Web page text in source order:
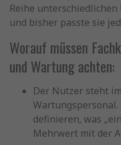
Reihe
und bisher passte sie
Worauf müssen
und Wartung achten:
Der Nutzer steht
definieren, was
Mehrwert mit der